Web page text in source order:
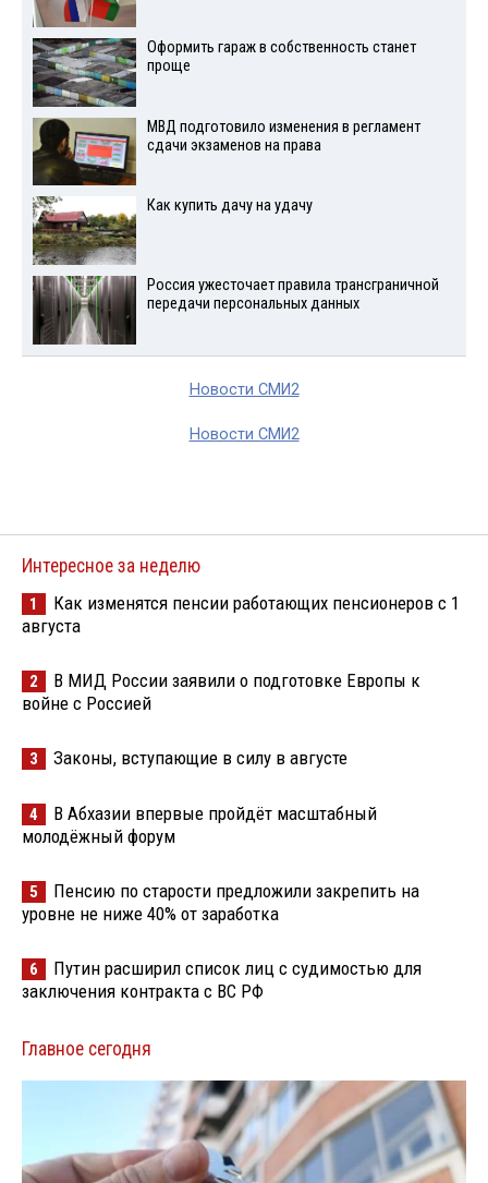
Оформить гараж в собственность станет
проще
МВД подготовило изменения в регламент
сдачи экзаменов на права
Как купить дачу на удачу
Россия ужесточает правила трансграничной
передачи персональных данных
Новости СМИ2
Новости СМИ2
Интересное за неделю
1
Как изменятся пенсии работающих пенсионеров с 1
августа
2
В МИД России заявили о подготовке Европы к
войне с Россией
3 Законы, вступающие в силу в августе
4
В Абхазии впервые пройдёт масштабный
молодёжный форум
5
Пенсию по старости предложили закрепить на
уровне не ниже 40% от заработка
6
Путин расширил список лиц с судимостью для
заключения контракта с ВС РФ
Главное сегодня